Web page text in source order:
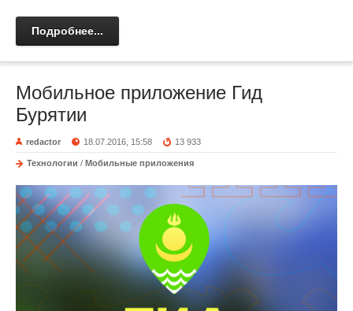
Подробнее...
Мобильное приложение Гид
Бурятии
redactor 18.07.2016, 15:58 13 933
Технологии / Мобильные приложения